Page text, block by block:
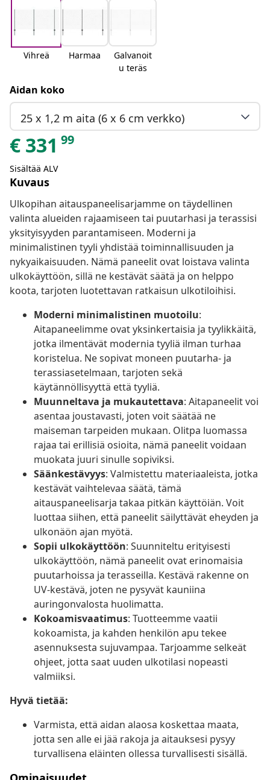
Vihreä Harmaa
Galvanoit
u teräs
Aidan koko
25 x 1,2 m aita (6 x 6 cm verkko)
€ 331 99
Sisältää ALV
Kuvaus
Ulkopihan aitauspaneelisarjamme on täydellinen
valinta alueiden rajaamiseen tai puutarhasi ja terassisi
yksityisyyden parantamiseen. Moderni ja
minimalistinen tyyli yhdistää toiminnallisuuden ja
nykyaikaisuuden. Nämä paneelit ovat loistava valinta
ulkokäyttöön, sillä ne kestävät säätä ja on helppo
koota, tarjoten luotettavan ratkaisun ulkotiloihisi.
Moderni minimalistinen muotoilu:
Aitapaneelimme ovat yksinkertaisia ja tyylikkäitä,
jotka ilmentävät modernia tyyliä ilman turhaa
koristelua. Ne sopivat moneen puutarha- ja
terassiasetelmaan, tarjoten sekä
käytännöllisyyttä että tyyliä.
Muunneltava ja mukautettava: Aitapaneelit voi
asentaa joustavasti, joten voit säätää ne
maiseman tarpeiden mukaan. Olitpa luomassa
rajaa tai erillisiä osioita, nämä paneelit voidaan
muokata juuri sinulle sopiviksi.
Säänkestävyys: Valmistettu materiaaleista, jotka
kestävät vaihtelevaa säätä, tämä
aitauspaneelisarja takaa pitkän käyttöiän. Voit
luottaa siihen, että paneelit säilyttävät eheyden ja
ulkonäön ajan myötä.
Sopii ulkokäyttöön: Suunniteltu erityisesti
ulkokäyttöön, nämä paneelit ovat erinomaisia
puutarhoissa ja terasseilla. Kestävä rakenne on
UV-kestävä, joten ne pysyvät kauniina
auringonvalosta huolimatta.
Kokoamisvaatimus: Tuotteemme vaatii
kokoamista, ja kahden henkilön apu tekee
asennuksesta sujuvampaa. Tarjoamme selkeät
ohjeet, jotta saat uuden ulkotilasi nopeasti
valmiiksi.
Hyvä tietää:
Varmista, että aidan alaosa koskettaa maata,
jotta sen alle ei jää rakoja ja aitauksesi pysyy
turvallisena eläinten ollessa turvallisesti sisällä.